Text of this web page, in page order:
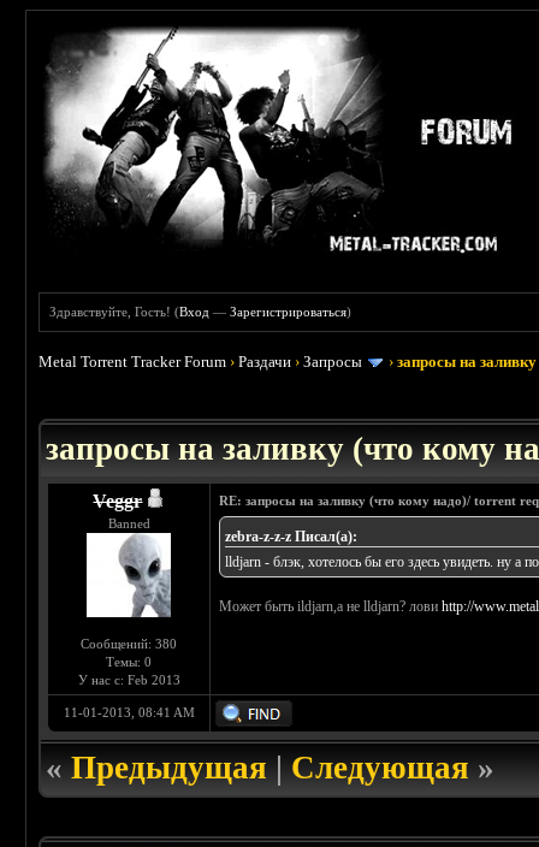
Здравствуйте, Гость! (Вход —Зарегистрироваться)
Metal Torrent Tracker Forum ›Раздачи ›Запросы ›запросы на
запросы на заливку (что кому
Veggr
Banned
Сообщений: 380
Темы: 0
У нас с: Feb 2013
RE: запросы на заливку (что кому надо)/ torrent
zebra-z-z-z Писал(а):
lldjarn - блэк, хотелось бы его здесь увидеть. ну а
Может быть ildjarn,а не lldjarn? ловиhttp://
11-01-2013, 08:41 AM
«Предыдущая|Следующая»